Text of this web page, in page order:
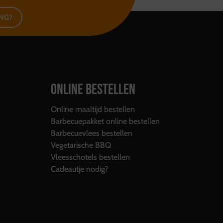
ONLINE BESTELLEN
Online maaltijd bestellen
Barbecuepakket online bestellen
Barbecuevlees bestellen
Vegetarische BBQ
Vleesschotels bestellen
Cadeautje nodig?